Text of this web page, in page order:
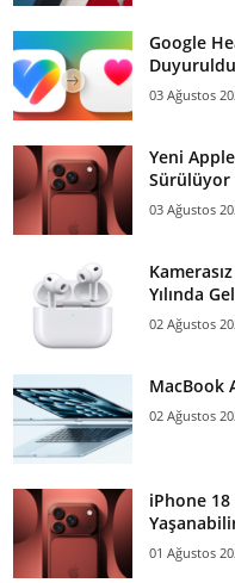
Google
Duyuruldu
03 Ağustos
Yeni
Sürülüyor
03 Ağustos
Yılında
02 Ağustos
MacBook
02 Ağustos
iPhone 18
01 Ağustos